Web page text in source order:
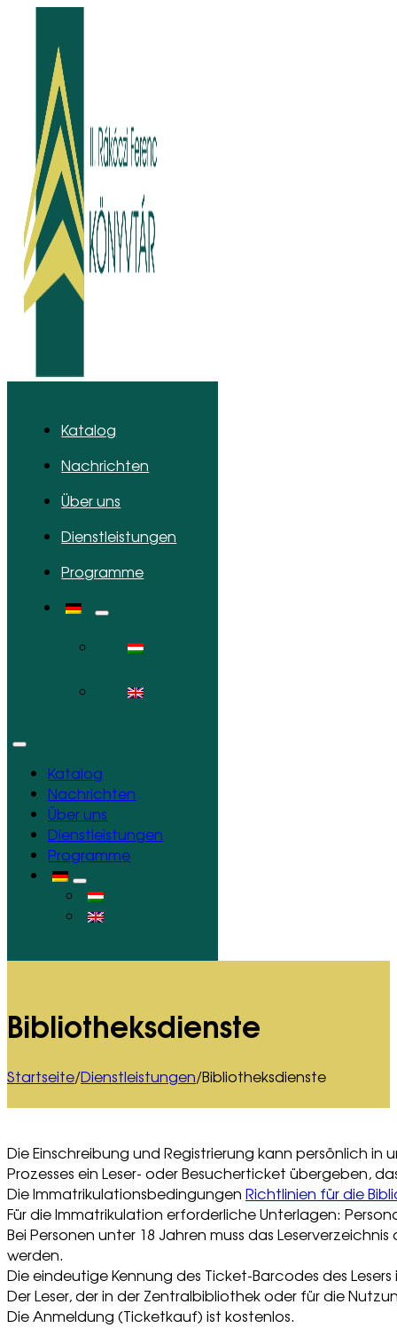
Katalog
Nachrichten
Über uns
Dienstleistungen
Programme
Katalog
Nachrichten
Über uns
Dienstleistungen
Programme
Bibliotheksdienste
Startseite/Dienstleistungen/Bibliotheksdienste
Die Einschreibung und Registrierung kann persönlich in
Prozesses ein Leser- oder Besucherticket übergeben,
Die Immatrikulationsbedingungen Richtlinien für die
Für die Immatrikulation erforderliche Unterlagen:
Bei Personen unter 18 Jahren muss das
werden.
Die eindeutige Kennung des Ticket-Barcodes des
Der Leser, der in der Zentralbibliothek oder für die
Die Anmeldung (Ticketkauf) ist kostenlos.